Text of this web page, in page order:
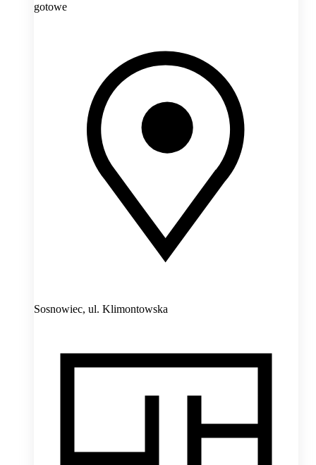
gotowe
Sosnowiec, ul. Klimontowska